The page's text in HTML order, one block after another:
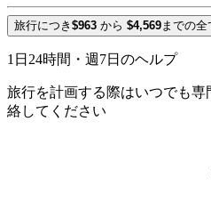
旅行につき $963 から $4,569までの
1日24時間・週7日のヘルプ
旅行を計画する際はいつでも
絡してください